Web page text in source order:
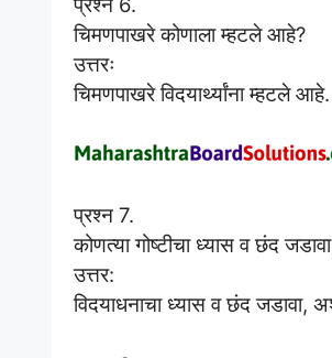
चिमणपाखरे कोणाला म्हटले आहे?
उत्तरः
चिमणपाखरे विदयार्थ्यांना म्हटले आहे.
प्रश्न 7.
कोणत्या गोष्टीचा ध्यास व छंद
उत्तर:
विदयाधनाचा ध्यास व छंद जडावा,